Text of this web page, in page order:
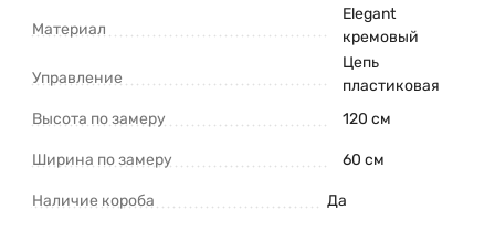
Материал
Elegant
кремовый
Управление
Цепь
пластиковая
Высота по замеру
120 см
Ширина по замеру 60 см
Наличие короба Да